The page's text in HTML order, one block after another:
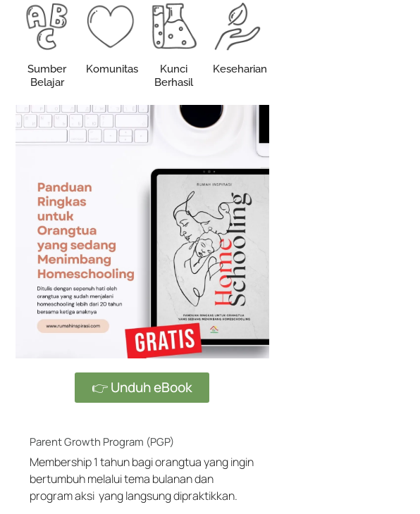
Sumber
Belajar
Komunitas
Kunci
Berhasil
Keseharian
👉 Unduh eBook
Parent Growth Program (PGP)
Membership 1 tahun bagi orangtua yang ingin
bertumbuh melalui tema bulanan dan
program aksi yang langsung dipraktikkan.